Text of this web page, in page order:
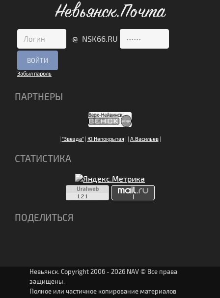
Невьянск.Почта
@ NSK66.RU
Забыл пароль
ПАРТНЕРЫ
| "Звезда"| Ю.Непокрытая| | А.Васильев|
СТАТИСТИКА
ПОДЕЛИТЬСЯ
Невьянск. Copyright 2006 - 2026 NAV © Все права
защищены.
Полное или частичное копирование материалов